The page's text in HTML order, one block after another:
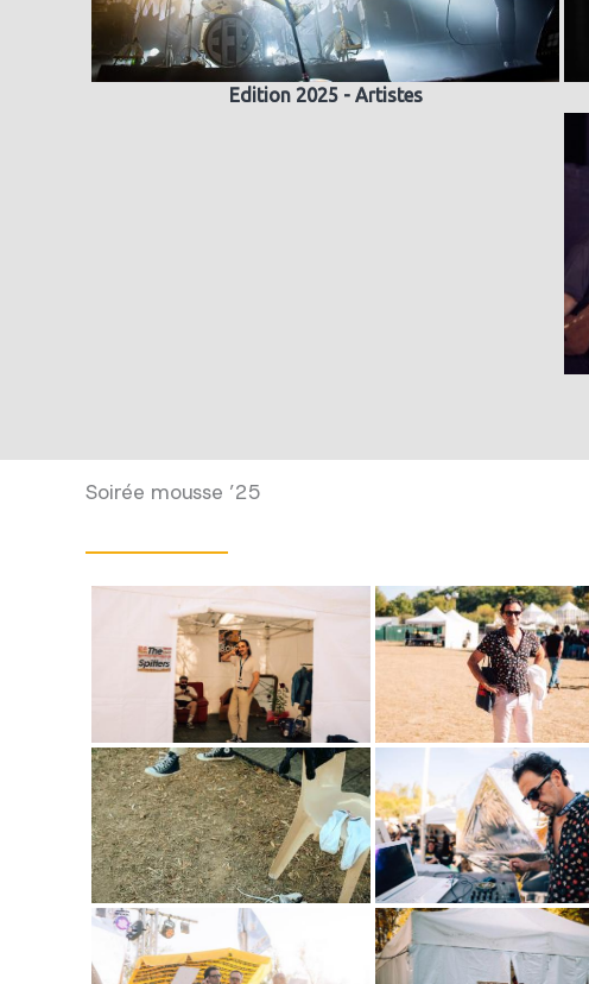
Edition 2025 - Artistes
Soirée mousse ’25